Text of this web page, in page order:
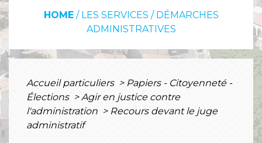
HOME/ LES SERVICES / DÉMARCHES
ADMINISTRATIVES
Accueil particuliers > Papiers - Citoyenneté -
Élections > Agir en justice contre
l'administration > Recours devant le juge
administratif